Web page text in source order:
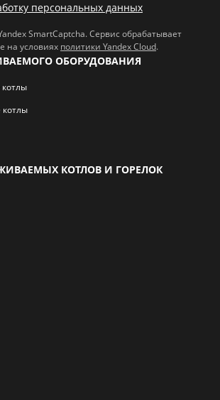
персональных данных
SmartCaptcha. Сервис обрабатывает
на условиях политики Yandex Cloud.
ОБОРУДОВАНИЯ
котлы
КОТЛОВ И ГОРЕЛОК